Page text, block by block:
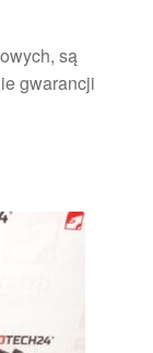
są
gwarancji